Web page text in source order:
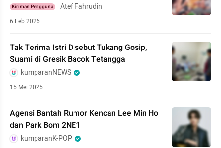
Kiriman Pengguna Atef Fahrudin
6 Feb 2026
Tak Terima Istri Disebut Tukang Gosip,
Suami di Gresik Bacok Tetangga
kumparanNEWS
15 Mei 2025
Agensi Bantah Rumor Kencan Lee Min Ho
dan Park Bom 2NE1
kumparanK-POP